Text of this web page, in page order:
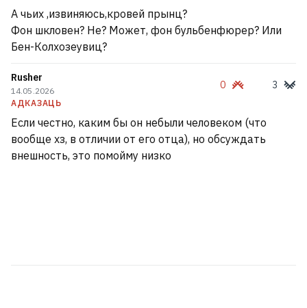
А чьих ,извиняюсь,кровей прынц?
Фон шкловен? Не? Может, фон бульбенфюрер? Или
Бен-Колхозеувиц?
Rusher
14.05.2026
АДКАЗАЦЬ
0 3
Если честно, каким бы он небыли человеком (что
вообще хз, в отличии от его отца), но обсуждать
внешность, это помойму низко